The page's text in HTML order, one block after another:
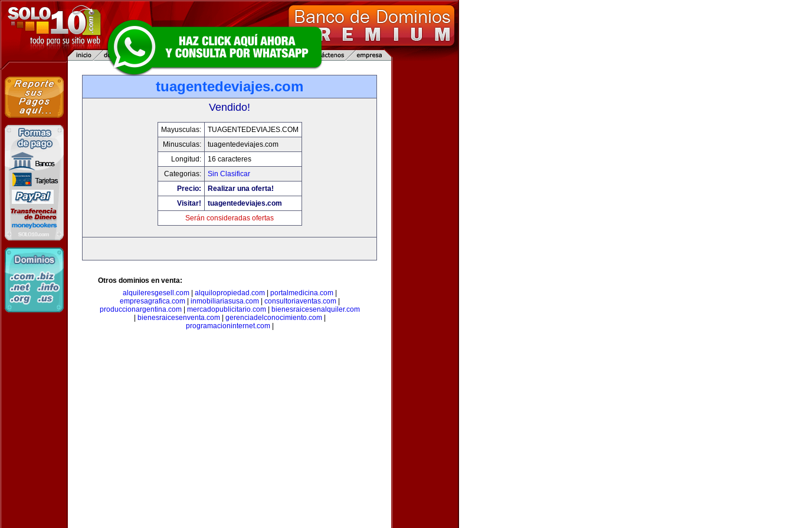
tuagentedeviajes.com
Vendido!
Mayusculas:
TUAGENTEDEVIAJES.COM
Minusculas:
tuagentedeviajes.com
Longitud:
16 caracteres
Categorias:
Sin Clasificar
Precio:
Realizar una oferta!
Visitar!
tuagentedeviajes.com
Serán consideradas ofertas
Otros dominios en venta:
alquileresgesell.com| alquilopropiedad.com| portalmedicina.com|
empresagrafica.com| inmobiliariasusa.com| consultoriaventas.com|
produccionargentina.com| mercadopublicitario.com|
bienesraicesenalquiler.com
bienesraicesenventa.com| gerenciadelconocimiento.com|
programacioninternet.com|